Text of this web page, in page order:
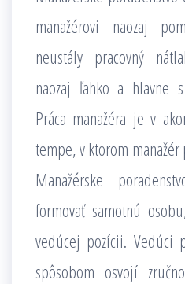
manažérovi naozaj
neustály pracovný
naozaj ľahko a hlavne
Práca manažéra je v
tempe, v ktorom
Manažérske
formovať samotnú
vedúcej pozícii. Vedúci
spôsobom osvojí